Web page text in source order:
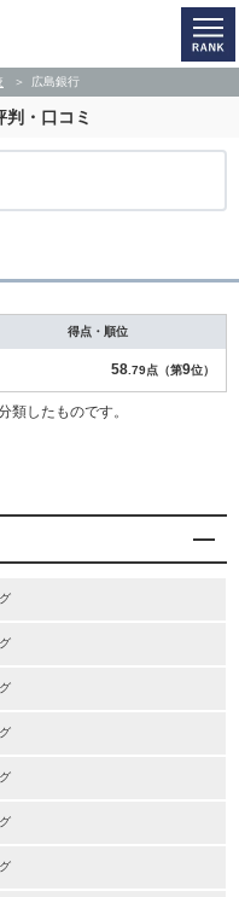
広島銀行
・口コミ
得点・順位
58 .79点（第9位）
したものです。